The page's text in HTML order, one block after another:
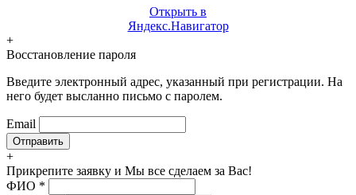
Открыть в
Яндекс.Навигатор
+
Восстановление пароля
Введите электронный адрес, указанный при регистрации. На
него будет высланно письмо с паролем.
Email
+
Прикрепите заявку и Мы все сделаем за Вас!
ФИО *